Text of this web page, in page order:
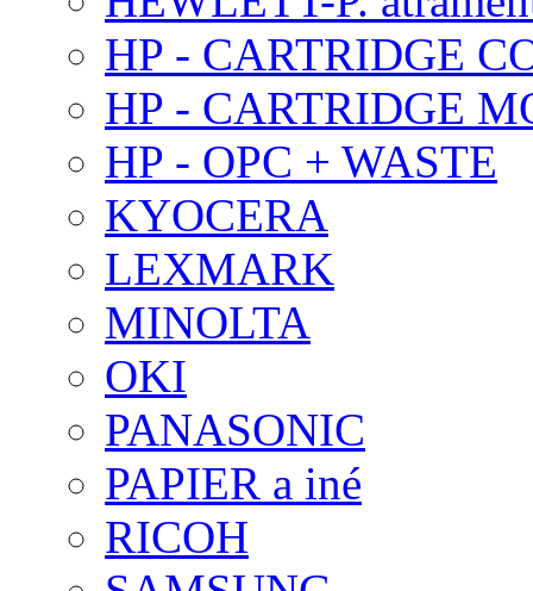
HP - CARTRIDGE
HP - CARTRIDGE
HP - OPC + WASTE
KYOCERA
LEXMARK
MINOLTA
OKI
PANASONIC
PAPIER a iné
RICOH